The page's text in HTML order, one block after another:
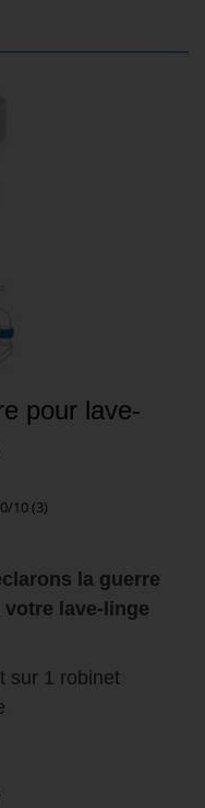
pour lave-
/10(3)
la guerre
votre lave-linge
sur 1 robinet